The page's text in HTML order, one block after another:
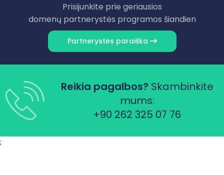
Prisijunkite prie geriausios
domenų partnerystės programos šiandien
Partnerystės paraiška
Reikia pagalbos? Skambinkite
mums:
+90 262 325 07 76
;